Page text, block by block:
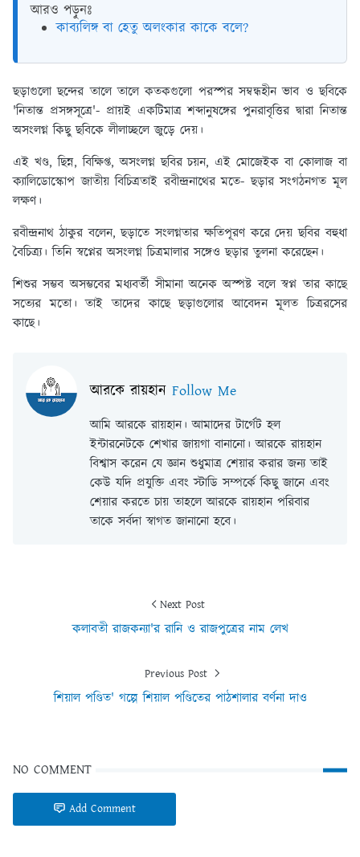
আরও পড়ুনঃ
কাব্যলিঙ্গ বা হেতু অলংকার কাকে বলে?
ছড়াগুলো ছন্দের তালে তালে কতকগুলো পরস্পর সম্বন্ধহীন ভাব ও ছবিকে
'নিতান্ত প্রসঙ্গসূত্রে'- প্রায়ই একটিমাত্র শব্দানুষঙ্গের পুনরাবৃত্তির দ্বারা নিতান্ত
অসংলগ্ন কিছু ছবিকে লীলাচ্ছলে জুড়ে দেয়।
এই খণ্ড, ছিন্ন, বিক্ষিপ্ত, অসংলগ্ন ছবির চয়ন, এই মোজেইক বা কোলাজ বা
ক্যালিডোস্কোপ জাতীয় বিচিত্রতাই রবীন্দ্রনাথের মতে- ছড়ার সংগঠনগত মূল
লক্ষণ।
রবীন্দ্রনাথ ঠাকুর বলেন, ছড়াতে সংলগ্নতার ক্ষতিপূরণ করে দেয় ছবির বহুধা
বৈচিত্র্য। তিনি স্বপ্নের অসংলগ্ন চিত্রমালার সঙ্গেও ছড়ার তুলনা করেছেন।
শিশুর সম্ভব অসম্ভবের মধ্যবর্তী সীমানা অনেক অস্পষ্ট বলে স্বপ্ন তার কাছে
সত্যের মতো। তাই তাদের কাছে ছড়াগুলোর আবেদন মূলত চিত্ররসের
কাছে।
আরকে রায়হান Follow Me
আমি আরকে রায়হান। আমাদের টার্গেট হল
ইন্টারনেটকে শেখার জায়গা বানানো। আরকে রায়হান
বিশ্বাস করেন যে জ্ঞান শুধুমাত্র শেয়ার করার জন্য তাই
কেউ যদি প্রযুক্তি এবং স্টাডি সম্পর্কে কিছু জানে এবং
শেয়ার করতে চায় তাহলে আরকে রায়হান পরিবার
তাকে সর্বদা স্বাগত জানানো হবে।
Next Post
কলাবতী রাজকন্যা'র রানি ও রাজপুত্রের নাম লেখ
Previous Post
শিয়াল পণ্ডিত' গল্পে শিয়াল পণ্ডিতের পাঠশালার বর্ণনা দাও
NO COMMENT
Add Comment